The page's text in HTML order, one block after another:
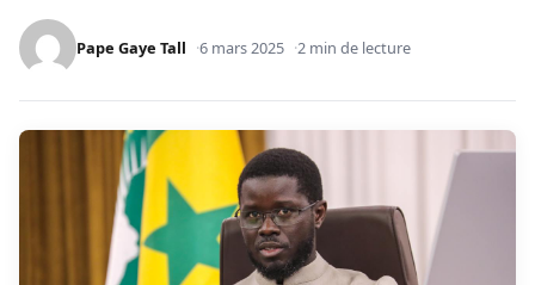
Pape Gaye Tall 6 mars 2025 2 min de lecture